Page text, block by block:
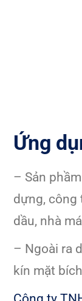
Ứng
– Sản
dựng, công
dầu, nhà
– Ngoài ra
kín mặt